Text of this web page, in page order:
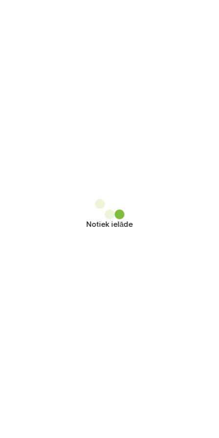
Notiek ielāde